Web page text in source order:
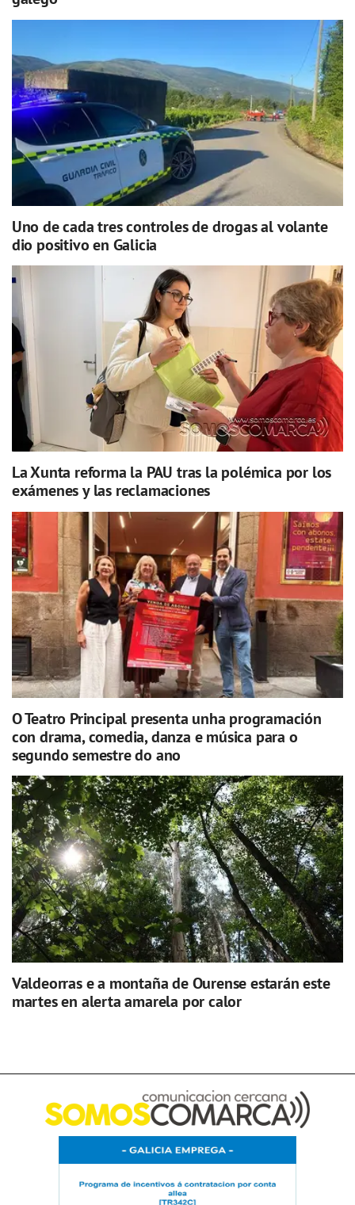
Uno de cada tres controles de drogas al volante
dio positivo en Galicia
La Xunta reforma la PAU tras la polémica por los
exámenes y las reclamaciones
O Teatro Principal presenta unha programación
con drama, comedia, danza e música para o
segundo semestre do ano
Valdeorras e a montaña de Ourense estarán este
martes en alerta amarela por calor